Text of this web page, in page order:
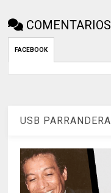
COMENTARIOS
FACEBOOK
USB PARRANDERA